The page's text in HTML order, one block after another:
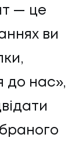
— це
ви
до нас»,